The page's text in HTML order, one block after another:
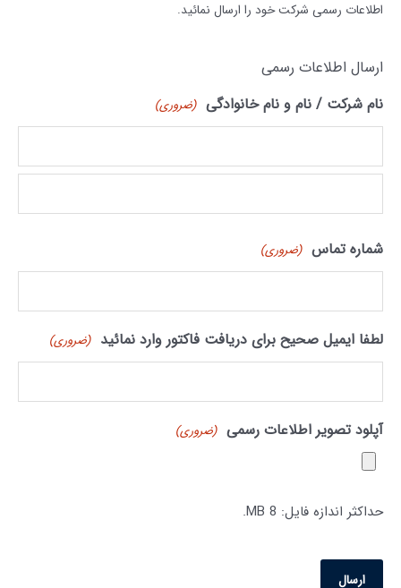
اطلاعات رسمی شرکت خود را ارسال نمائید.
ارسال اطلاعات رسمی
نام شرکت / نام و نام خانوادگی (ضروری)
شماره تماس (ضروری)
لطفا ایمیل صحیح برای دریافت فاکتور وارد نمائید (ضروری)
آپلود تصویر اطلاعات رسمی (ضروری)
حداکثر اندازه فایل: 8 MB.